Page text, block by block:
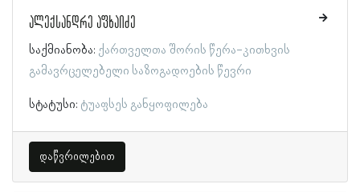
ალექსანდრე აფხაიძე
საქმიანობა: ქართველთა შორის წერა-კითხვის
გამავრცელებელი საზოგადოების წევრი
სტატუსი: ტუაფსეს განყოფილება
დაწვრილებით